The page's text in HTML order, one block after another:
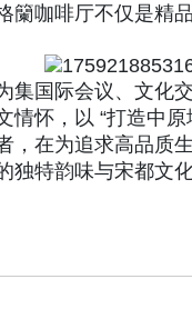
籣咖啡厅不仅是精
集国际会议、文化
情怀，以 “打造中
，在为追求高品质
独特韵味与宋都文